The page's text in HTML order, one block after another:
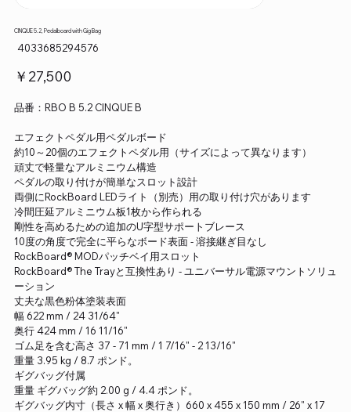
CINQUE 5.2, Pedalboard with Gig Bag
SKU：
4033685294576
価
格
￥27,500
品番：RBO B 5.2 CINQUE B
エフェクトペダル用ペダルボード
約10～20個のエフェクトペダル用（サイズによって異なります）
頑丈で軽量なアルミニウム構造
ペダルの取り付けが簡単なスロット設計
両側にRockBoard LEDライト（別売）用の取り付け穴があります
冷間圧延アルミニウム板1枚から作られる
剛性を高めるための追加のU字型サポートブレース
10度の角度で完全に平らなボード表面 - 溶接継ぎ目なし
RockBoard® MODパッチベイ用スロット
RockBoard® The Trayと互換性あり - ユニバーサル電源マウントソリュ
ーション
丈夫な黒色粉体塗装表面
幅 622 mm / 24 31/64"
奥行 424 mm / 16 11/16"
ゴム足を含む高さ 37 - 71 mm / 1 7/16" - 2 13/16"
重量 3.95 kg / 8.7 ポンド。
ギグバッグ付属
重量 ギグバッグ約 2.00 g / 4.4 ポンド。
ギグバッグ内寸（長さ x 幅 x 奥行き）660 x 455 x 150 mm / 26" x 17